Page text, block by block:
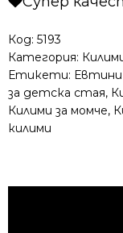
Крем
Код: 5193
Категория:
Етикети: Евтини
за детска стая,
Килими за момче,
килими